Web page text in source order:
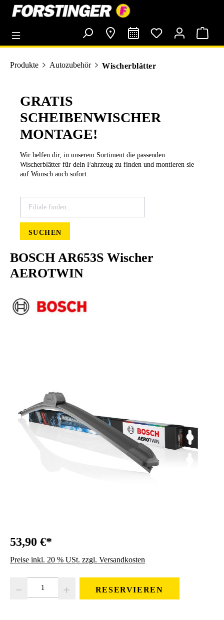
springen
Produkte Autozubehör Wischerblätter
GRATIS
SCHEIBENWISCHER
MONTAGE!
Wir helfen dir, in unserem Sortiment die passenden
Wischerblätter für dein Fahrzeug zu finden und montieren sie
auf Wunsch auch sofort.
SUCHEN
BOSCH AR653S Wischer
AEROTWIN
53,90 €*
Preise inkl. 20 % USt. zzgl. Versandkosten
RESERVIEREN